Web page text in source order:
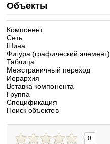
Объекты
Компонент
Сеть
Шина
Фигура (графический элемент)
Таблица
Межстраничный переход
Иерархия
Вставка компонента
Группа
Спецификация
Поиск объектов
0